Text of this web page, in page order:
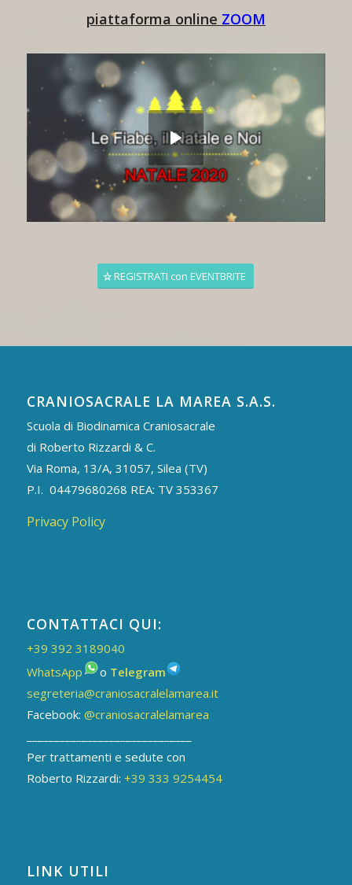
piattaforma online ZOOM
REGISTRATI con EVENTBRITE
CRANIOSACRALE LA MAREA S.A.S.
Scuola di Biodinamica Craniosacrale
di Roberto Rizzardi & C.
Via Roma, 13/A, 31057, Silea (TV)
P.I. 04479680268 REA: TV 353367
Privacy Policy
CONTATTACI QUI:
+39 392 3189040
WhatsApp
o Telegram
segreteria@craniosacralelamarea.it
Facebook: @craniosacralelamarea
Per trattamenti e sedute con
Roberto Rizzardi: +39 333 9254454
LINK UTILI